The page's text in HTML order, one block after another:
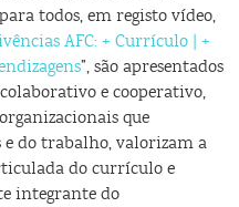
todos, em registo vídeo,
AFC: + Currículo | +
”, são apresentados
e cooperativo,
que
e do trabalho, valorizam a
do currículo e
integrante do